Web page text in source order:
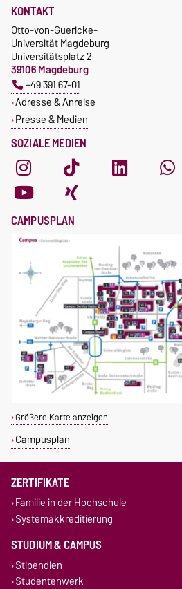
SOZIALE MEDIEN
KONTAKT
Otto-von-Guericke-
Universität Magdeburg
Universitätsplatz 2
39106 Magdeburg
+49 391 67-01
Adresse & Anreise
Presse & Medien
CAMPUSPLAN
Größere Karte anzeigen
Campusplan
ZERTIFIKATE
Familie in der Hochschule
Systemakkreditierung
STUDIUM & CAMPUS
Stipendien
Studentenwerk